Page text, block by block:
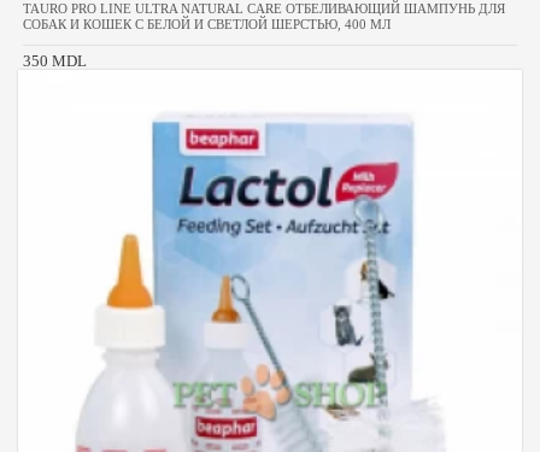
TAURO PRO LINE ULTRA NATURAL CARE ОТБЕЛИВАЮЩИЙ ШАМПУНЬ ДЛЯ
СОБАК И КОШЕК С БЕЛОЙ И СВЕТЛОЙ ШЕРСТЬЮ, 400 МЛ
350 MDL